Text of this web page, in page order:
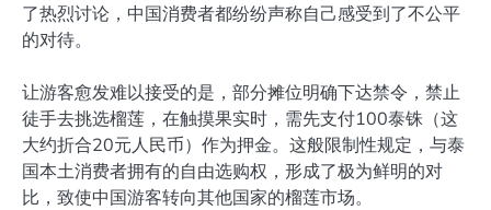
了热烈讨论，中国消费者都纷纷声称自己感受到了不公平
的对待。
让游客愈发难以接受的是，部分摊位明确下达禁令，禁止
徒手去挑选榴莲，在触摸果实时，需先支付100泰铢（这
大约折合20元人民币）作为押金。这般限制性规定，与泰
国本土消费者拥有的自由选购权，形成了极为鲜明的对
比，致使中国游客转向其他国家的榴莲市场。